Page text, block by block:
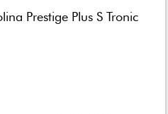
Prestige Plus S Tronic